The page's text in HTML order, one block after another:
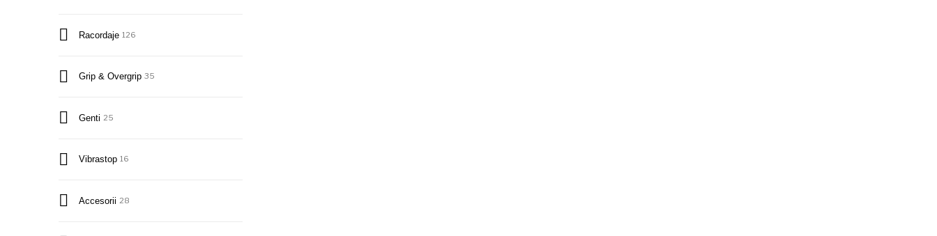
Racordaje 126
Grip & Overgrip 35
Genti 25
Vibrastop 16
Accesorii 28